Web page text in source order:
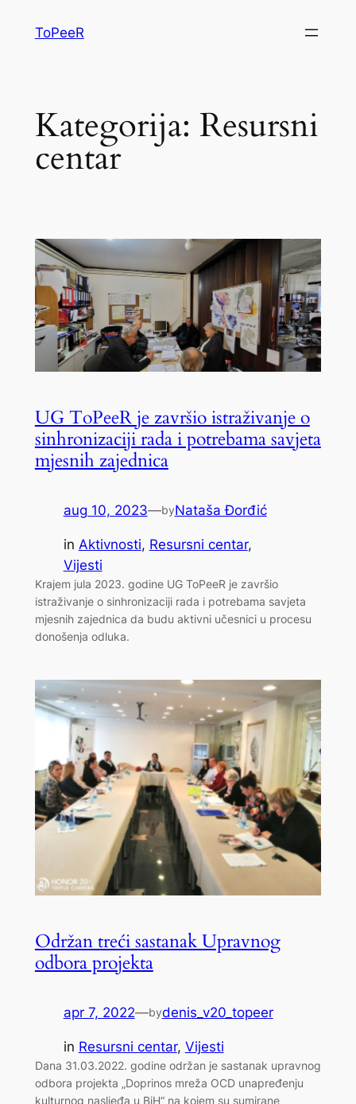
ToPeeR
Kategorija: Resursni
centar
UG ToPeeR je završio istraživanje o
sinhronizaciji rada i potrebama savjeta
mjesnih zajednica
aug 10, 2023—byNataša Đorđić
in Aktivnosti, Resursni centar
Vijesti
Krajem jula 2023. godine UG ToPeeR je završio
istraživanje o sinhronizaciji rada i potrebama savjeta
mjesnih zajednica da budu aktivni učesnici u procesu
donošenja odluka.
Održan treći sastanak Upravnog
odbora projekta
apr 7, 2022—bydenis_v20_topeer
in Resursni centar, Vijesti
Dana 31.03.2022. godine održan je sastanak upravnog
odbora projekta „Doprinos mreža OCD unapređenju
kulturnog nasljeđa u BiH“ na kojem su sumirane